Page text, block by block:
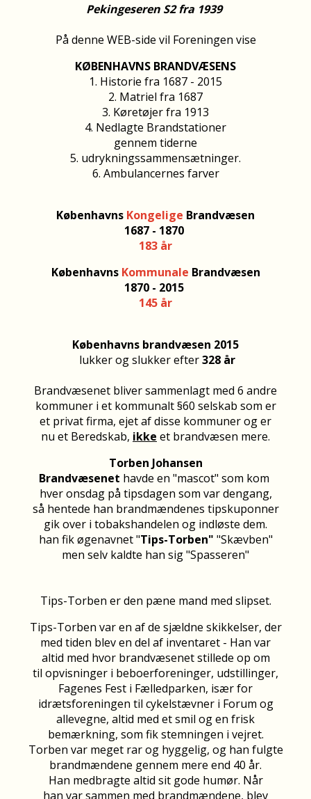
Pekingeseren S2 fra 1939
På denne WEB-side vil Foreningen vise
KØBENHAVNS BRANDVÆSENS
1. Historie fra 1687 - 2015
2. Matriel fra 1687
3. Køretøjer fra 1913
4. Nedlagte Brandstationer
gennem tiderne
5. udrykningssammensætninger.
6. Ambulancernes farver
Københavns Kongelige Brandvæsen
1687 - 1870
183 år
KøbenhavnsKommunale Brandvæsen
1870 - 2015
145 år
Københavns brandvæsen 2015
lukker og slukker efter328 år
Brandvæsenet bliver sammenlagt med 6 andre
kommuner i et kommunalt §60 selskab som er
et privat firma, ejet af disse kommuner og er
nu et Beredskab, ikke et brandvæsen mere.
Torben Johansen
Brandvæsenet havde en "mascot" som kom
hver onsdag på tipsdagen som var dengang,
så hentede han brandmændenes tipskuponner
gik over i tobakshandelen og indløste dem.
han fik øgenavnet "Tips-Torben" "Skævben"
men selv kaldte han sig "Spasseren"
Tips-Torben er den pæne mand med slipset.
Tips-Torben var en af de sjældne skikkelser, der
med tiden blev en del af inventaret - Han var
altid med hvor brandvæsenet stillede op om
til opvisninger i beboerforeninger, udstillinger,
Fagenes Fest i Fælledparken, især for
idrætsforeningen til cykelstævner i Forum og
allevegne, altid med et smil og en frisk
bemærkning, som fik stemningen i vejret.
Torben var meget rar og hyggelig, og han fulgte
brandmændene gennem mere end 40 år.
Han medbragte altid sit gode humør. Når
han var sammen med brandmændene, blev